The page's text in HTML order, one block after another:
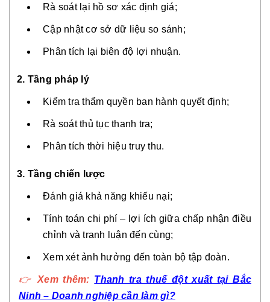
Rà soát lại hồ sơ xác định giá;
Cập nhật cơ sở dữ liệu so sánh;
Phân tích lại biên độ lợi nhuận.
2. Tầng pháp lý
Kiểm tra thẩm quyền ban hành quyết định;
Rà soát thủ tục thanh tra;
Phân tích thời hiệu truy thu.
3. Tầng chiến lược
Đánh giá khả năng khiếu nại;
Tính toán chi phí – lợi ích giữa chấp nhận điều
chỉnh và tranh luận đến cùng;
Xem xét ảnh hưởng đến toàn bộ tập đoàn.
👉Xem thêm: Thanh tra thuế đột xuất tại Bắc
Ninh – Doanh nghiệp cần làm gì?